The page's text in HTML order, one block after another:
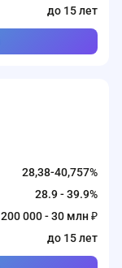
до 15 лет
28,38-40,757%
28.9 - 39.9%
200 000 - 30 млн ₽
до 15 лет